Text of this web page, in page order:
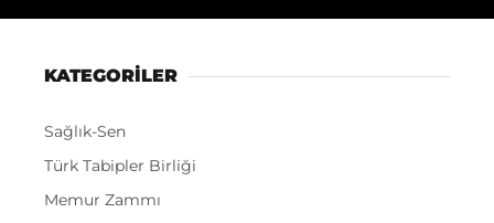
KATEGORİLER
Sağlık-Sen
Türk Tabipler Birliği
Memur Zammı